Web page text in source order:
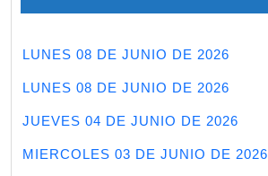
LUNES 08 DE JUNIO DE 2026
LUNES 08 DE JUNIO DE 2026
JUEVES 04 DE JUNIO DE 2026
MIERCOLES 03 DE JUNIO DE 2026